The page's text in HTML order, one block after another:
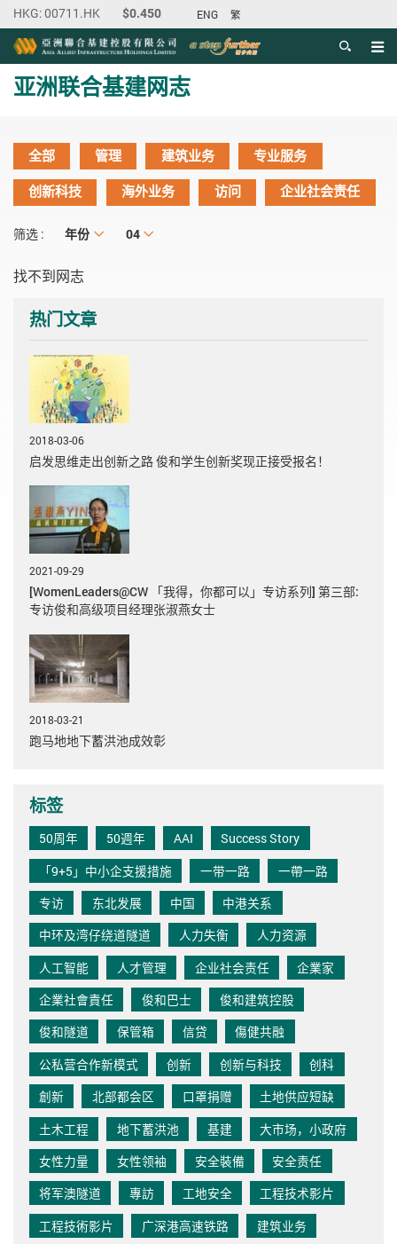
ENG 繁
目录
主内容开始
亚洲联合基建网志
全部 管理 建筑业务
专业服务
创新科技
海外业务 访问 企业社会责任
筛选 : 年份
年份 月份
04
找不到网志
热门文章
2018-03-06
启发思维走出创新之路 俊和学生创新奖现正接受报名！
2021-09-29
[WomenLeaders@CW 「我得，你都可以」专访系列] 第三部:
专访俊和高级项目经理张淑燕女士
2018-03-21
跑马地地下蓄洪池成效彰
标签
50周年 50週年 AAI
Success Story
「9+5」中小企支援措施
一带一路
一帶一路
专访
东北发展 中国
中港关系
中环及湾仔绕道隧道
人力失衡
人力资源
人工智能
人才管理 企业社会责任
企業家
企業社會責任
俊和巴士
俊和建筑控股
俊和隧道
保管箱 信贷
傷健共融
公私营合作新模式
创新 创新与科技
创科
創新
北部都会区 口罩捐赠
土地供应短缺
土木工程
地下蓄洪池 基建
大市场，小政府
女性力量
女性领袖 安全裝備
安全责任
将军澳隧道
專訪 工地安全
工程技术影片
工程技術影片
广深港高速铁路
建筑业务